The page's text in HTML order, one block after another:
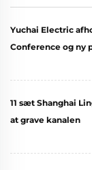
Yuchai Electric
Conference og ny
11 sæt Shanghai
at grave kanalen